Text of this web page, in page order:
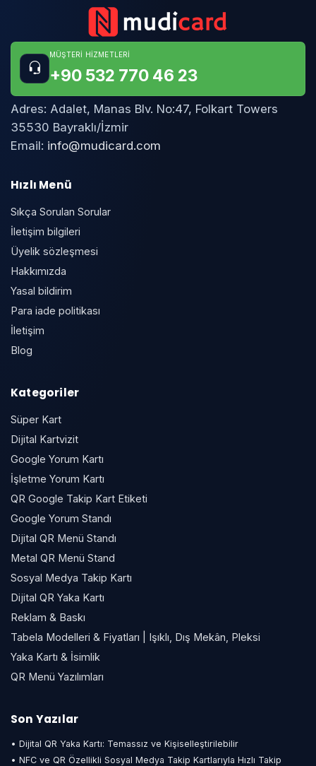
MÜŞTERI HIZMETLERI
+90 532 770 46 23
Adres: Adalet, Manas Blv. No:47, Folkart Towers
35530 Bayraklı/İzmir
Email: info@mudicard.com
Hızlı Menü
Sıkça Sorulan Sorular
İletişim bilgileri
Üyelik sözleşmesi
Hakkımızda
Yasal bildirim
Para iade politikası
İletişim
Blog
Kategoriler
Süper Kart
Dijital Kartvizit
Google Yorum Kartı
İşletme Yorum Kartı
QR Google Takip Kart Etiketi
Google Yorum Standı
Dijital QR Menü Standı
Metal QR Menü Stand
Sosyal Medya Takip Kartı
Dijital QR Yaka Kartı
Reklam & Baskı
Tabela Modelleri & Fiyatları | Işıklı, Dış Mekân, Pleksi
Yaka Kartı & İsimlik
QR Menü Yazılımları
Son Yazılar
• Dijital QR Yaka Kartı: Temassız ve Kişiselleştirilebilir
• NFC ve QR Özellikli Sosyal Medya Takip Kartlarıyla Hızlı Takip